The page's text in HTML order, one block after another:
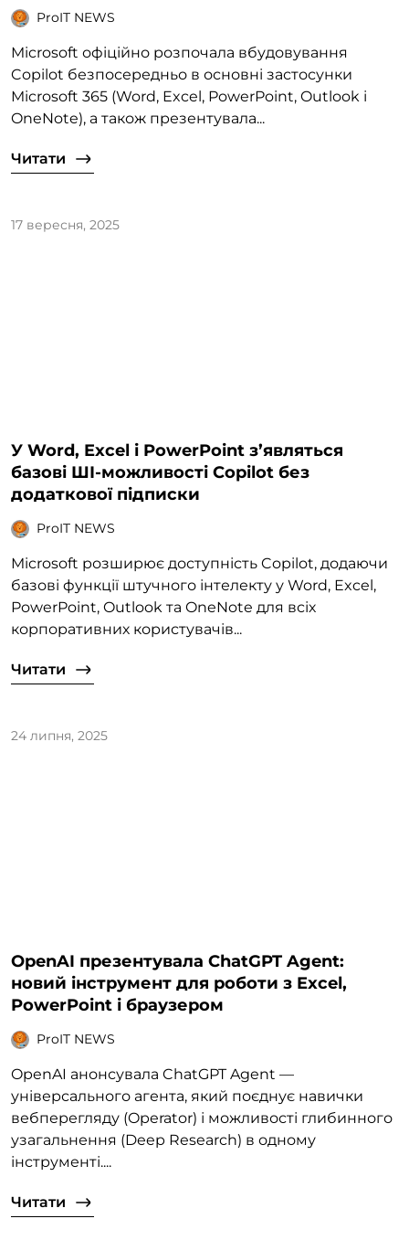
ProIT NEWS
Microsoft офіційно розпочала вбудовування
Copilot безпосередньо в основні застосунки
Microsoft 365 (Word, Excel, PowerPoint, Outlook і
OneNote), а також презентувала...
Читати
17 вересня, 2025
У Word, Excel і PowerPoint з’являться
базові ШІ-можливості Copilot без
додаткової підписки
ProIT NEWS
Microsoft розширює доступність Copilot, додаючи
базові функції штучного інтелекту у Word, Excel,
PowerPoint, Outlook та OneNote для всіх
корпоративних користувачів...
Читати
24 липня, 2025
OpenAI презентувала ChatGPT Agent:
новий інструмент для роботи з Excel,
PowerPoint і браузером
ProIT NEWS
OpenAI анонсувала ChatGPT Agent —
універсального агента, який поєднує навички
вебперегляду (Operator) і можливості глибинного
узагальнення (Deep Research) в одному
інструменті....
Читати